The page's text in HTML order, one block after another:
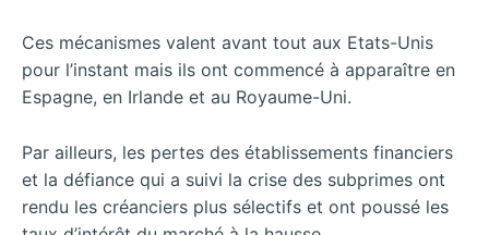
Ces mécanismes valent avant tout aux Etats-Unis
pour l’instant mais ils ont commencé à apparaître en
Espagne, en Irlande et au Royaume-Uni.
Par ailleurs, les pertes des établissements financiers
et la défiance qui a suivi la crise des subprimes ont
rendu les créanciers plus sélectifs et ont poussé les